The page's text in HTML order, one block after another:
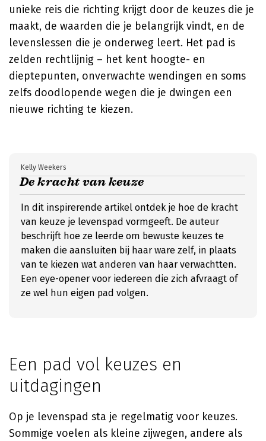
unieke reis die richting krijgt door de keuzes die je
maakt, de waarden die je belangrijk vindt, en de
levenslessen die je onderweg leert. Het pad is
zelden rechtlijnig – het kent hoogte- en
dieptepunten, onverwachte wendingen en soms
zelfs doodlopende wegen die je dwingen een
nieuwe richting te kiezen.
De kracht van keuze
Kelly Weekers
In dit inspirerende artikel ontdek je hoe de kracht
van keuze je levenspad vormgeeft. De auteur
beschrijft hoe ze leerde om bewuste keuzes te
maken die aansluiten bij haar ware zelf, in plaats
van te kiezen wat anderen van haar verwachtten.
Een eye-opener voor iedereen die zich afvraagt of
ze wel hun eigen pad volgen.
Een pad vol keuzes en
uitdagingen
Op je levenspad sta je regelmatig voor keuzes.
Sommige voelen als kleine zijwegen, andere als